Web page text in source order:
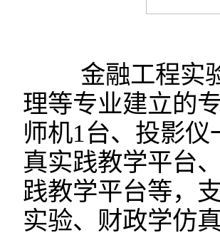
金融工程实验
理等专业建立的
师机1台、投影
真实践教学平台
践教学平台等，
实验、财政学仿